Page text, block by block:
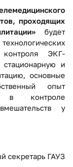
проходящих
будет
ЭКГ-
и
основные
опыт
в контроле
у
секретарь ГАУЗ